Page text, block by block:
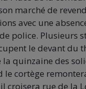
marché de
avec une
police. Plusieurs
le devant du
la quinzaine des
le cortège
croisera rue de la